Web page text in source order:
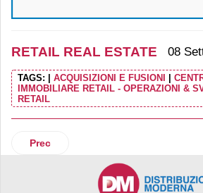
RETAIL REAL ESTATE 08
TAGS: ACQUISIZIONI E FUSIONI
IMMOBILIARE RETAIL - OPERAZIONI &
RETAIL
Articolo precedente: Nhood e
Prec